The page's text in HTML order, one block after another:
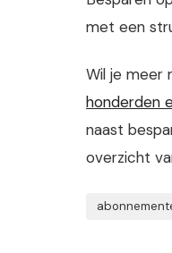
met een
Wil je meer
honderden
naast
overzicht